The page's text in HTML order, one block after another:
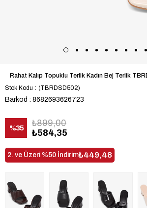
Rahat Kalıp Topuklu Terlik Kadın Bej Terlik
Stok Kodu
(TBRDSD502)
Barkod : 8682693626723
%35
İndirim
₺899,00
₺584,35
2. ve Üzeri %50 İndirim₺449,48